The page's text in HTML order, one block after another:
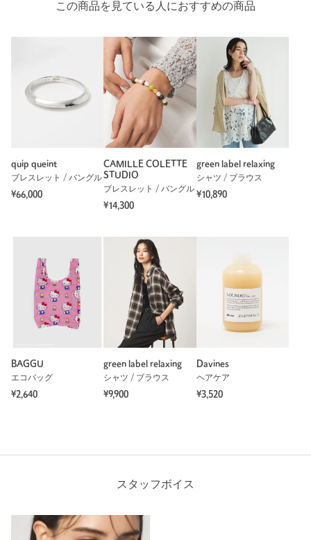
り、実際の色味と異なって見える場合がございます。あらかじめ
※商品の色味の目安は、商品単体の画像をご参照ください。
・一部店舗・WEBストアでの限定展開となります。
店舗へお問い合わせの際は、全国のgreen label relaxing各店舗ま
で下記の品名/品番をお申し付けください。
品名：★CAMILLE/CS ELIOT BRCII 品番：36333000053
商品詳細
注文キャンセル
対象外商品
タイプ WOMEN
カテゴリー アクセサリー | ブレスレット / バングル
サイズ FREE
洗濯表示 -
商品番号 3633-3-000053
この商品を見ている人におすすめの商品
quip queint
ブレスレット / バングル
¥66,000
CAMILLE COLETTE
STUDIO
ブレスレット / バングル
¥14,300
green label relaxing
シャツ / ブラウス
¥10,890
BAGGU
エコバッグ
¥2,640
green label relaxing
シャツ / ブラウス
¥9,900
Davines
ヘアケア
¥3,520
スタッフボイス